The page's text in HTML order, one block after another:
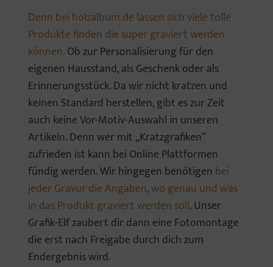
Denn bei holzalbum.de lassen sich viele tolle
Produkte finden die super graviert werden
können.Ob zur Personalisierung für den
eigenen Hausstand, als Geschenk oder als
Erinnerungsstück. Da wir nicht kratzen und
keinen Standard herstellen, gibt es zur Zeit
auch keine Vor-Motiv-Auswahl in unseren
Artikeln. Denn wer mit „Kratzgrafiken“
zufrieden ist kann bei Online Plattformen
fündig werden. Wir hingegen benötigen bei
jeder Gravur die Angaben, wo genau und was
in das Produkt graviert werden soll. Unser
Grafik-Elf zaubert dir dann eine Fotomontage
die erst nach Freigabe durch dich zum
Endergebnis wird.